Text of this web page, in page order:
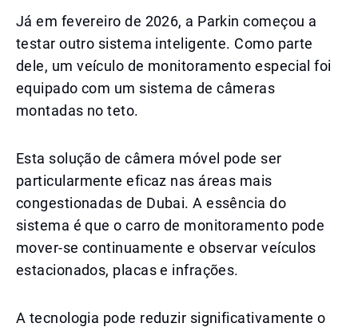
Já em fevereiro de 2026, a Parkin começou a
testar outro sistema inteligente. Como parte
dele, um veículo de monitoramento especial foi
equipado com um sistema de câmeras
montadas no teto.
Esta solução de câmera móvel pode ser
particularmente eficaz nas áreas mais
congestionadas de Dubai. A essência do
sistema é que o carro de monitoramento pode
mover-se continuamente e observar veículos
estacionados, placas e infrações.
A tecnologia pode reduzir significativamente o